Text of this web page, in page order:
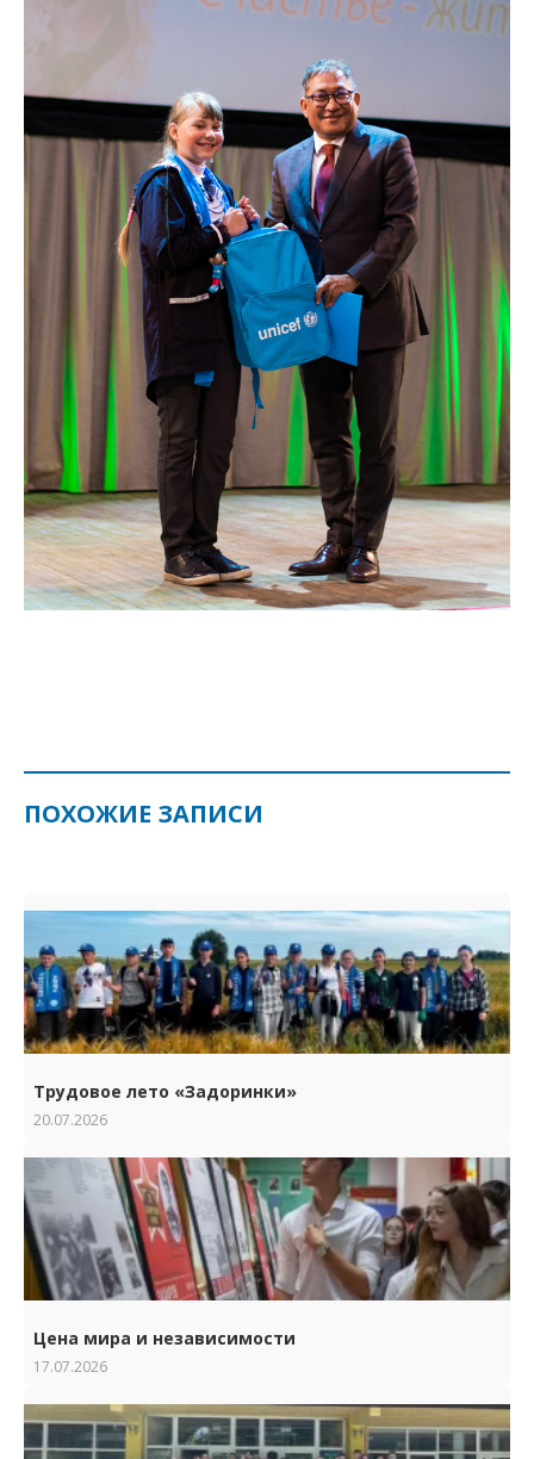
ПОХОЖИЕ ЗАПИСИ
Трудовое лето «Задоринки»
20.07.2026
Цена мира и независимости
17.07.2026